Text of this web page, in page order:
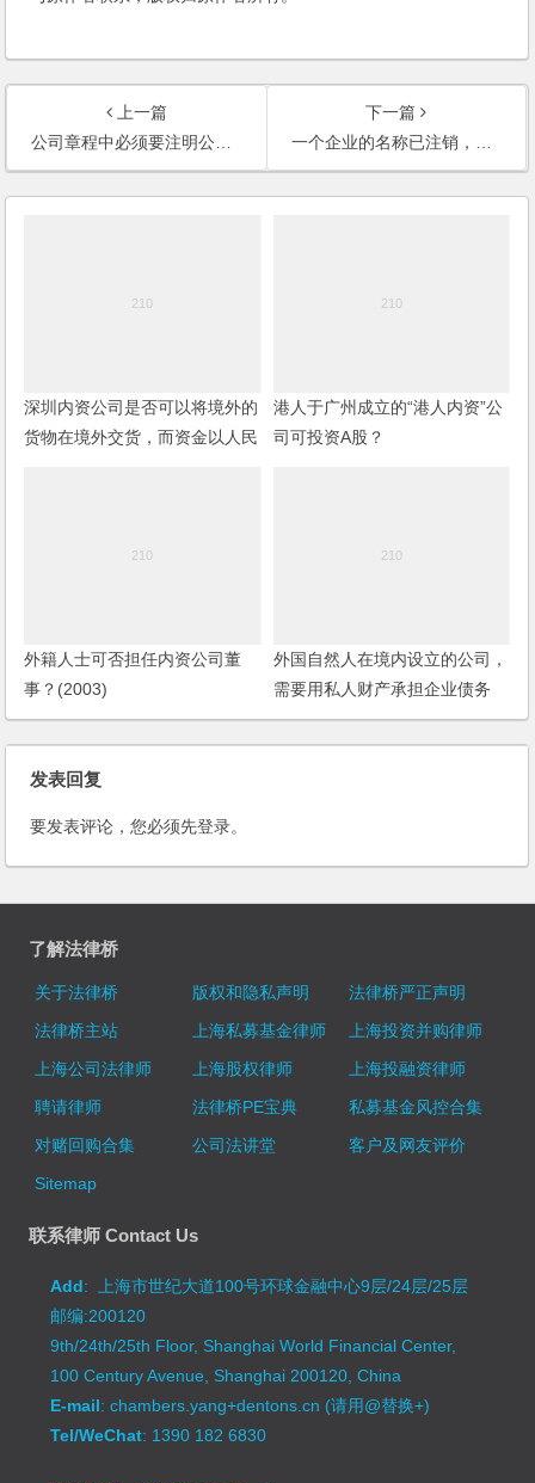
上一篇
公司章程中必须要注明公司的经营年限吗？(2006)
下一篇
一个企业的名称已注销，其他公司想注册同样名称，是否允许？是否有时间限制？(2006)
深圳内资公司是否可以将境外的
货物在境外交货，而资金以人民
港人于广州成立的“港人内资”公
司可投资A股？
外籍人士可否担任内资公司董
事？(2003)
外国自然人在境内设立的公司，
需要用私人财产承担企业债务
吗？外资公司收购境内某工厂的
设备以及债务，是否可以？如何
发表回复
要发表评论，您必须先登录。
了解法律桥
关于法律桥 版权和隐私声明
法律桥严正声明
法律桥主站
上海私募基金律师
上海投资并购律师
上海公司法律师
上海股权律师
上海投融资律师
聘请律师
法律桥PE宝典
私募基金风控合集
对赌回购合集
公司法讲堂
客户及网友评价
Sitemap
联系律师 Contact Us
Add: 上海市世纪大道100号环球金融中心9层/24层/25层
邮编:200120
9th/24th/25th Floor, Shanghai World Financial Center,
100 Century Avenue, Shanghai 200120, China
E-mail: chambers.yang+dentons.cn (请用@替换+)
Tel/WeChat: 1390 182 6830